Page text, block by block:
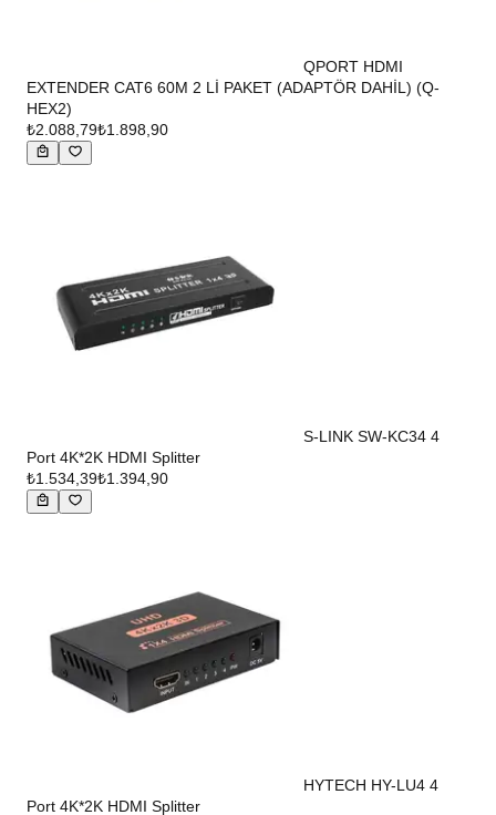
QPORT HDMI
EXTENDER CAT6 60M 2 Lİ PAKET (ADAPTÖR DAHİL) (Q-
HEX2)
₺2.088,79₺1.898,90
S-LINK SW-KC34 4
Port 4K*2K HDMI Splitter
₺1.534,39₺1.394,90
HYTECH HY-LU4 4
Port 4K*2K HDMI Splitter